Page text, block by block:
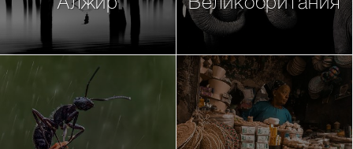
Алжир Великобритания